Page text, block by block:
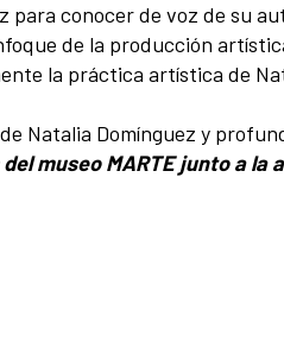
conocer de voz de su
de la producción
la práctica artística de
Natalia Domínguez y
museo MARTE junto a la